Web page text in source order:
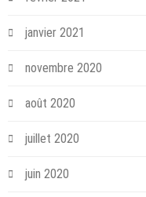
janvier 2021
novembre 2020
août 2020
juillet 2020
juin 2020